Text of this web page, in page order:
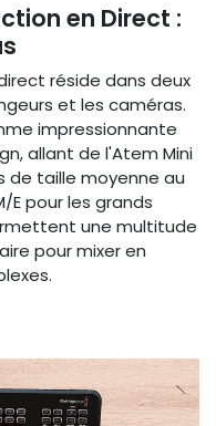
en Direct :
réside dans deux
et les caméras.
impressionnante
allant de l'Atem Mini
de taille moyenne au
pour les grands
une multitude
pour mixer en